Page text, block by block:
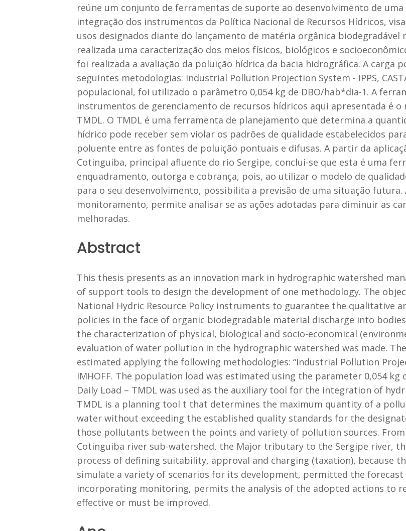
reúne um conjunto de ferramentas de suporte ao desenvolvimento de
integração dos instrumentos da Política Nacional de Recursos Hídricos,
usos designados diante do lançamento de matéria orgânica
realizada uma caracterização dos meios físicos, biológicos e
foi realizada a avaliação da poluição hídrica da bacia hidrográfica. A carga
seguintes metodologias: Industrial Pollution Projection System - IPPS,
populacional, foi utilizado o parâmetro 0,054 kg de DBO/hab*dia-1. A
instrumentos de gerenciamento de recursos hídricos aqui apresentada é
TMDL. O TMDL é uma ferramenta de planejamento que determina a
hídrico pode receber sem violar os padrões de qualidade estabelecidos
poluente entre as fontes de poluição pontuais e difusas. A partir da
Cotinguiba, principal afluente do rio Sergipe, conclui-se que esta é uma
enquadramento, outorga e cobrança, pois, ao utilizar o modelo de
para o seu desenvolvimento, possibilita a previsão de uma situação
monitoramento, permite analisar se as ações adotadas para diminuir as
melhoradas.
Abstract
This thesis presents as an innovation mark in hydrographic watershed
of support tools to design the development of one methodology. The
National Hydric Resource Policy instruments to guarantee the qualitative
policies in the face of organic biodegradable material discharge into
the characterization of physical, biological and socio-economical
evaluation of water pollution in the hydrographic watershed was made.
estimated applying the following methodologies: “Industrial Pollution
IMHOFF. The population load was estimated using the parameter 0,054 kg
Daily Load – TMDL was used as the auxiliary tool for the integration of
TMDL is a planning tool t that determines the maximum quantity of a
water without exceeding the established quality standards for the
those pollutants between the points and variety of pollution sources.
Cotinguiba river sub-watershed, the Major tributary to the Sergipe river,
process of defining suitability, approval and charging (taxation), because
simulate a variety of scenarios for its development, permitted the
incorporating monitoring, permits the analysis of the adopted actions to
effective or must be improved.